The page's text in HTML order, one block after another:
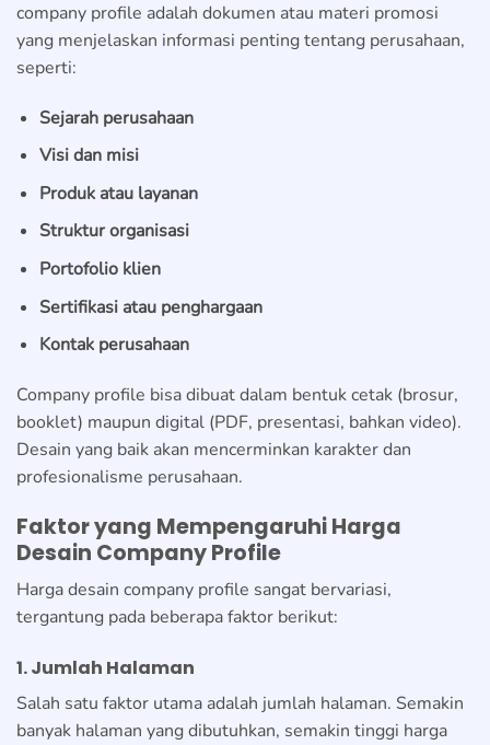
company profile adalah dokumen atau materi promosi
yang menjelaskan informasi penting tentang perusahaan,
seperti:
Sejarah perusahaan
Visi dan misi
Produk atau layanan
Struktur organisasi
Portofolio klien
Sertifikasi atau penghargaan
Kontak perusahaan
Company profile bisa dibuat dalam bentuk cetak (brosur,
booklet) maupun digital (PDF, presentasi, bahkan video).
Desain yang baik akan mencerminkan karakter dan
profesionalisme perusahaan.
Faktor yang Mempengaruhi Harga
Desain Company Profile
Harga desain company profile sangat bervariasi,
tergantung pada beberapa faktor berikut:
1. Jumlah Halaman
Salah satu faktor utama adalah jumlah halaman. Semakin
banyak halaman yang dibutuhkan, semakin tinggi harga